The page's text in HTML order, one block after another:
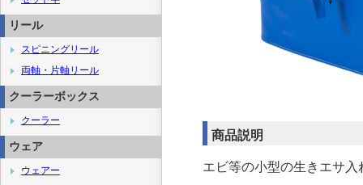
商品説明
エビ等の小型の生きエサ
リール
スピニングリール
両軸・片軸リール
クーラーボックス
クーラー
ウェア
ウェアー